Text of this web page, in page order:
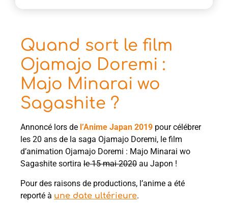
Quand sort le film
Ojamajo Doremi :
Majo Minarai wo
Sagashite ?
Annoncé lors de l’Anime Japan 2019 pour célébrer
les 20 ans de la saga Ojamajo Doremi, le film
d’animation Ojamajo Doremi : Majo Minarai wo
Sagashite sortira le 15 mai 2020 au Japon !
Pour des raisons de productions, l’anime a été
reporté à une date ultérieure.